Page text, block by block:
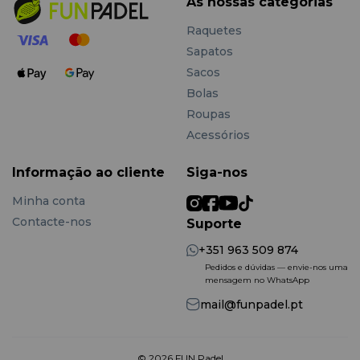
Raquetes
Sapatos
Sacos
Bolas
Roupas
Acessórios
Informação ao cliente
Minha conta
Contacte-nos
Siga-nos
Suporte
+351 963 509 874
Pedidos e dúvidas — envie-nos uma
mensagem no WhatsApp
mail@funpadel.pt